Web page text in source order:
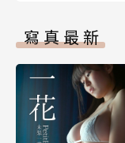
寫真最新